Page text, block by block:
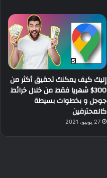
إليك كيف يمكنك تحقيق أكثر من
300$ شهريا فقط من خلال خرائط
جوجل و بخطوات بسيطة
كالمحترفين
27 يونيو، 2021